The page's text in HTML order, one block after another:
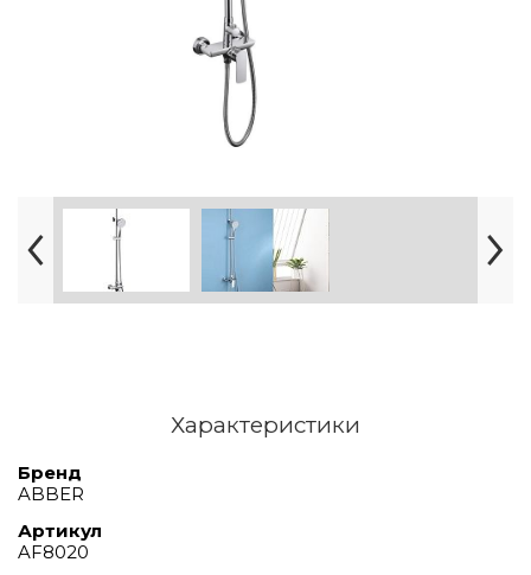
Характеристики
Бренд
ABBER
Артикул
AF8020